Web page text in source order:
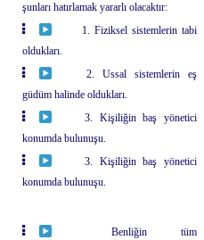
şunları hatırlamak yararlı olacaktır:
1. Fiziksel sistemlerin tabi
oldukları.
2. Ussal sistemlerin eş
güdüm halinde oldukları.
3. Kişiliğin baş yönetici
konumda bulunuşu.
3. Kişiliğin baş yönetici
konumda bulunuşu.
Benliğin tüm